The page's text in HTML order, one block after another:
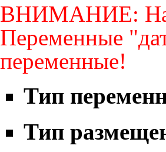
ВНИМАНИЕ:
Переменные
переменные!
Тип
Тип